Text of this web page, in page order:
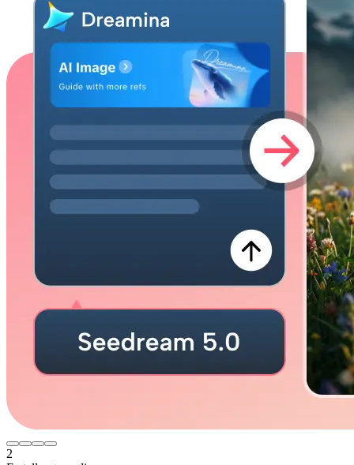
2